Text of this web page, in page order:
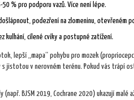
% pro podporu vazů. Více není lépe.
podezření na zlomeninu, otevřeném
kulhání, cílené cviky a postupné zatížení.
lepší „mapa“ pohybu pro mozek
s jistotou v nerovném terénu. Pokud vás trápí
(např. BJSM 2019, Cochrane 2020) ukazují